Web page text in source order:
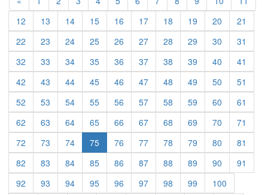
12
13 14 15 16 17 18 19 20
21
22
23 24 25 26 27 28 29 30
31
32
33 34 35 36 37 38 39 40
41
42
43 44 45 46 47 48 49 50
51
52
53 54 55 56 57 58 59 60
61
62
63 64 65 66 67 68 69 70
71
72
73 74 75 76 77 78 79 80
81
82
83 84 85 86 87 88 89 90
91
92
93 94 95 96 97 98 99
100